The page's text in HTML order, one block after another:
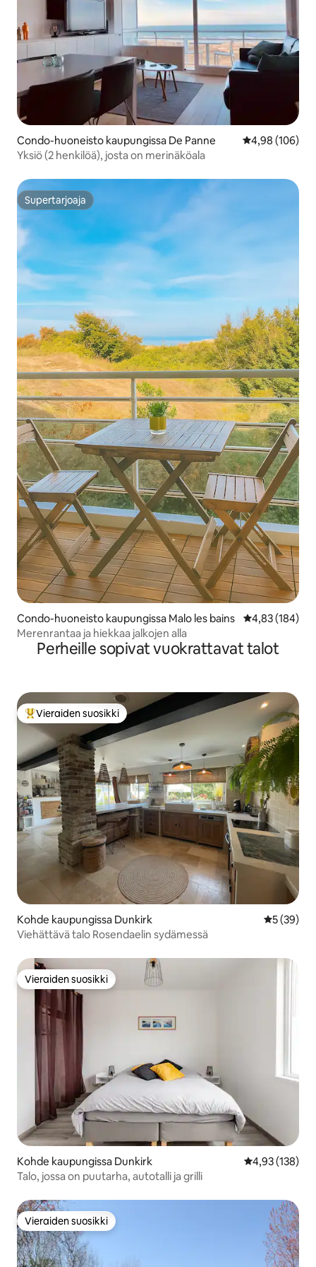
Condo-huoneisto kaupungissa De Panne
4,98 (106)
Yksiö (2 henkilöä), josta on merinäköala
Supertarjoaja
Supertarjoaja
Condo-huoneisto kaupungissa Malo les bains
4,83 (184)
Merenrantaa ja hiekkaa jalkojen alla
Perheille sopivat vuokrattavat talot
Vieraiden suosikkien parhaimmistoa
Vieraiden suosikki
Kohde kaupungissa Dunkirk
5 (39)
Viehättävä talo Rosendaelin sydämessä
Vieraiden suosikki
Vieraiden suosikki
Kohde kaupungissa Dunkirk
4,93 (138)
Talo, jossa on puutarha, autotalli ja grilli
Vieraiden suosikki
Vieraiden suosikki